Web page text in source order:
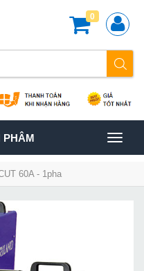
0
PHÂM
60A - 1pha